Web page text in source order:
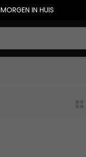
MORGEN IN HUIS